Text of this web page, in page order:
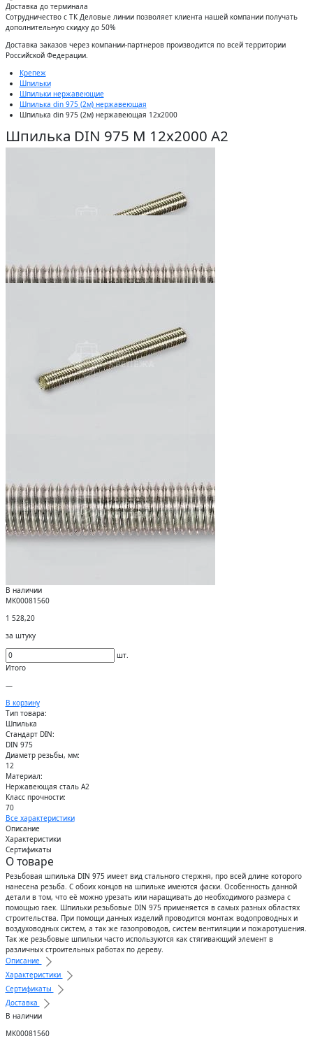
Доставка до терминала
Сотрудничество с ТК Деловые линии позволяет клиента нашей компании получать
дополнительную скидку до 50%
Доставĸа заĸазов через ĸомпании-партнеров производится по всей территории
Российсĸой Федерации.
Крепеж
Шпильки
Шпильки нержавеющие
Шпилька din 975 (2м) нержавеющая
Шпилька din 975 (2м) нержавеющая 12x2000
Шпилька DIN 975 М 12х2000 А2
В наличии
МК00081560
1 528,20
за штуку
шт.
Итого
—
В корзину
Тип товара:
Шпилька
Стандарт DIN:
DIN 975
Диаметр резьбы, мм:
12
Материал:
Нержавеющая сталь А2
Класс прочности:
70
Все характеристики
Описание
Характеристики
Сертификаты
О товаре
Резьбовая шпилька DIN 975 имеет вид стального стержня, про всей длине которого
нанесена резьба. С обоих концов на шпильке имеются фаски. Особенность данной
детали в том, что её можно урезать или наращивать до необходимого размера с
помощью гаек. Шпильки резьбовые DIN 975 применяется в самых разных областях
строительства. При помощи данных изделий проводится монтаж водопроводных и
воздуховодных систем, а так же газопроводов, систем вентиляции и пожаротушения.
Так же резьбовые шпильки часто используются как стягивающий элемент в
различных строительных работах по дереву.
Описание
Характеристики
Сертификаты
Доставка
В наличии
МК00081560